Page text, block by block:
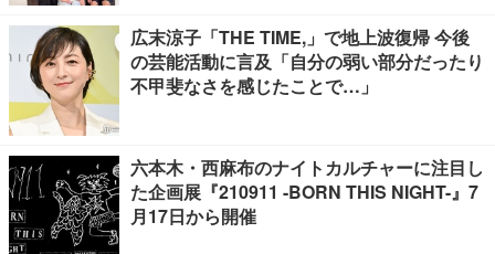
広末涼子「THE TIME,」で地上波復帰 今後
の芸能活動に言及「自分の弱い部分だったり
不甲斐なさを感じたことで…」
六本木・西麻布のナイトカルチャーに注目し
た企画展『210911 -BORN THIS NIGHT-』7
月17日から開催